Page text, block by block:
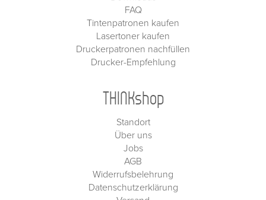
FAQ
Tintenpatronen kaufen
Lasertoner kaufen
Druckerpatronen nachfüllen
Drucker-Empfehlung
THINKshop
Standort
Über uns
Jobs
AGB
Widerrufsbelehrung
Datenschutzerklärung